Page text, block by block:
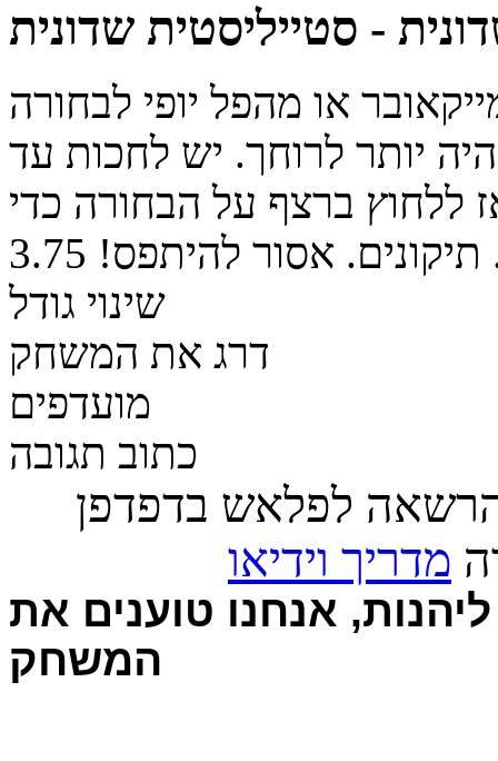
- סטייליסטית שדונית
או מהפל יופי לבחורה
יותר לרוחך. יש לחכות עד
ללחוץ ברצף על הבחורה כדי
אסור להיתפס! 3.75
שינוי גודל
דרג את המשחק
מועדפים
כתוב תגובה
לפלאש בדפדפן
מדריך וידיאו
אנחנו טוענים את
המשחק